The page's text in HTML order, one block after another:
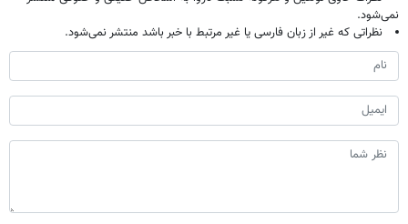
نمی‌شود.
نظراتی که غیر از زبان فارسی یا غیر مرتبط با خبر باشد منتشر نمی‌شود.